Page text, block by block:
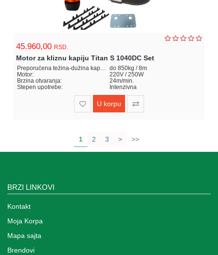
45.960,00 RSD.
Motor za kliznu kapiju Titan S 1040DC Set
Preporučena težina-dužina kapije: do 850kg / 8m
Motor:
220V / 250W
Brzina otvaranja:
24m/min.
Stepen upotrebe:
Intenzivna
U korpu
1 2 3 > >>
BRZI LINKOVI
Kontakt
Moja Korpa
Mapa sajta
Brendovi